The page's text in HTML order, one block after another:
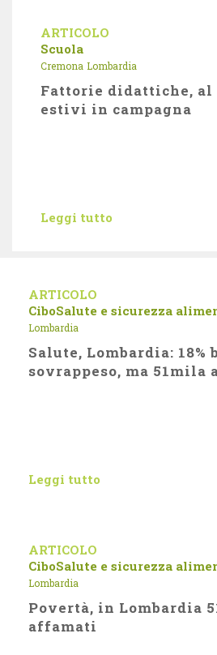
ARTICOLO
Scuola
Cremona Lombardia
Fattorie didattiche,
estivi in campagna
Leggi tutto
ARTICOLO
CiboSalute e sicurezza
Lombardia
Salute, Lombardia:
sovrappeso, ma 51mila
Leggi tutto
ARTICOLO
CiboSalute e sicurezza
Lombardia
Povertà, in Lombardia
affamati